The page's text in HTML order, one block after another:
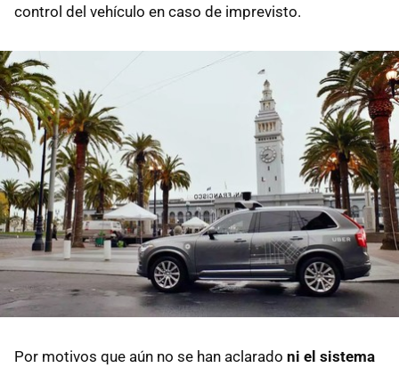
control del vehículo en caso de imprevisto.
Por motivos que aún no se han aclarado ni el sistema